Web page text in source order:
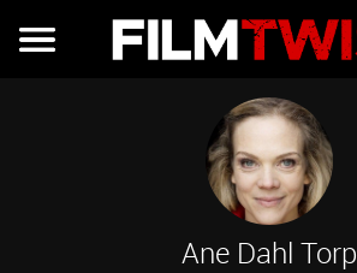
Ane Dahl Torp